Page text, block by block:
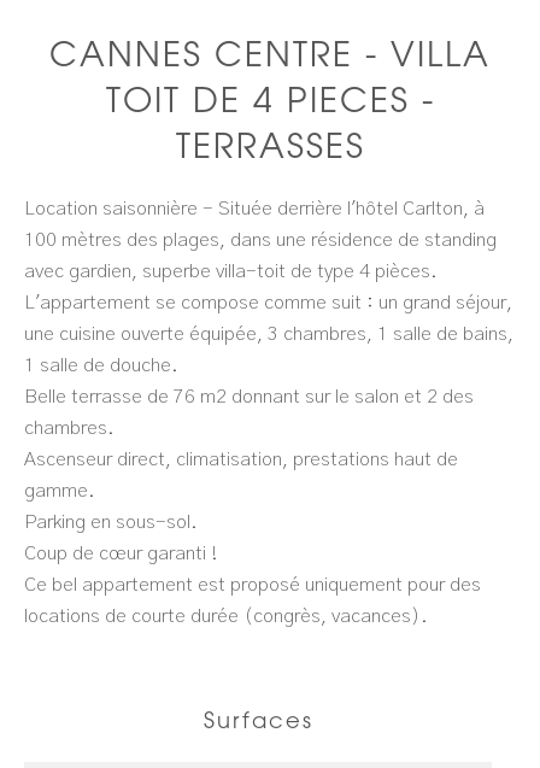
CANNES CENTRE - VILLA
TOIT DE 4 PIECES -
TERRASSES
Location saisonnière - Située derrière l'hôtel Carlton, à
100 mètres des plages, dans une résidence de standing
avec gardien, superbe villa-toit de type 4 pièces.
L'appartement se compose comme suit : un grand séjour,
une cuisine ouverte équipée, 3 chambres, 1 salle de bains,
1 salle de douche.
Belle terrasse de 76 m2 donnant sur le salon et 2 des
chambres.
Ascenseur direct, climatisation, prestations haut de
gamme.
Parking en sous-sol.
Coup de cœur garanti !
Ce bel appartement est proposé uniquement pour des
locations de courte durée (congrès, vacances).
Surfaces